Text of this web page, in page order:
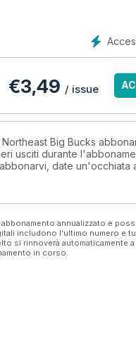
€3,49 / issue
Big Bucks
usciti durante
date un'occhiata
annualizzato e
includono l'ultimo numero e
si rinnoverà automaticamente
in corso.